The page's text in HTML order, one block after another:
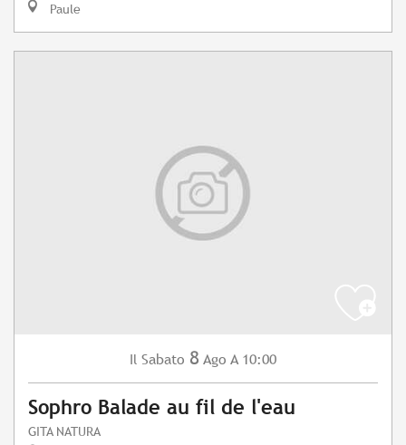
Paule
Il Sabato 8 Ago A 10:00
Sophro Balade au fil de l'eau
GITA NATURA